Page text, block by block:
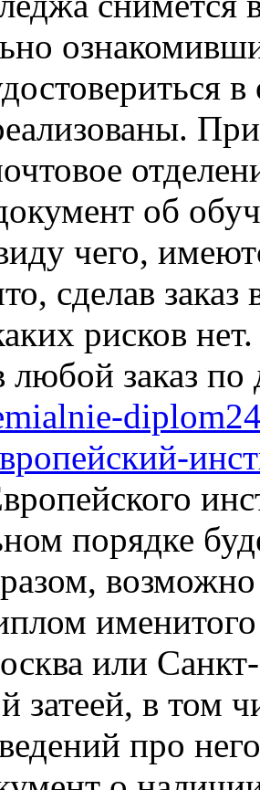
об
чего,
сделав
рисков
любой заказ
порядке
или
затеей, в том
про